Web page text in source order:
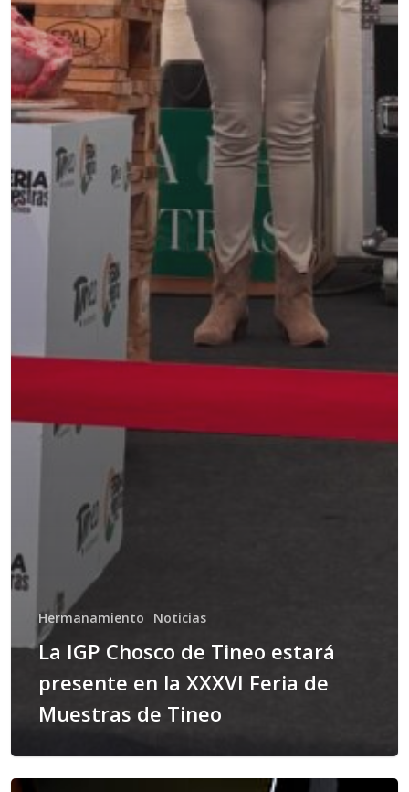
Hermanamiento Noticias
La IGP Chosco de Tineo estará
presente en la XXXVI Feria de
Muestras de Tineo